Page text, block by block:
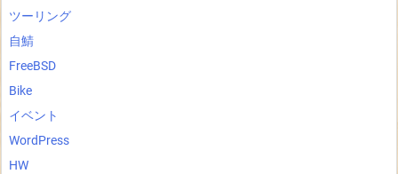
ツーリング
自鯖
FreeBSD
Bike
イベント
WordPress
HW